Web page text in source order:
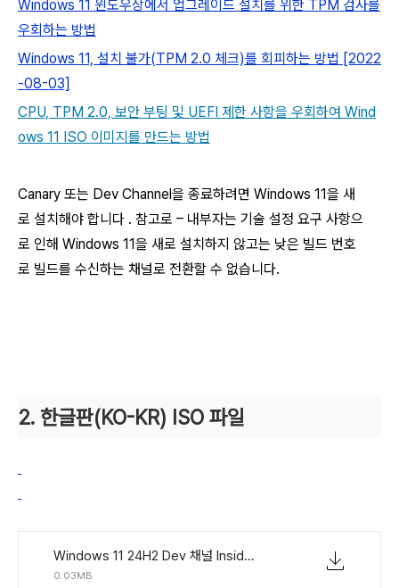
Windows 11 윈도우상에서 업그레이드 설치를 위한 TPM 검사를
우회하는 방법
Windows 11, 설치 불가(TPM 2.0 체크)를 회피하는 방법 [2022
-08-03]
CPU, TPM 2.0, 보안 부팅 및 UEFI 제한 사항을 우회하여 Wind
ows 11 ISO 이미지를 만드는 방법
Canary 또는 Dev Channel을 종료하려면 Windows 11을 새
로 설치해야 합니다 . 참고로 – 내부자는 기술 설정 요구 사항으
로 인해 Windows 11을 새로 설치하지 않고는 낮은 빌드 번호
로 빌드를 수신하는 채널로 전환할 수 없습니다.
2. 한글판(KO-KR) ISO 파일
Windows 11 24H2 Dev 채널 Insider Preview (빌드 26120.3380) UUP 누적 업데이트 통합판 KO-KR.torrent
0.03MB